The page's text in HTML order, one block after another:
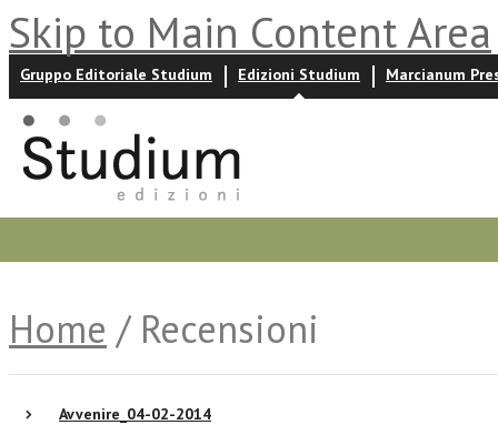
Skip to Main Content Area
Gruppo Editoriale Studium Edizioni Studium Marcianum
Home / Recensioni
Avvenire_04-02-2014